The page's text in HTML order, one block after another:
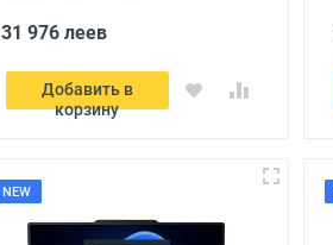
31 976 леев
Добавить в
корзину
NEW